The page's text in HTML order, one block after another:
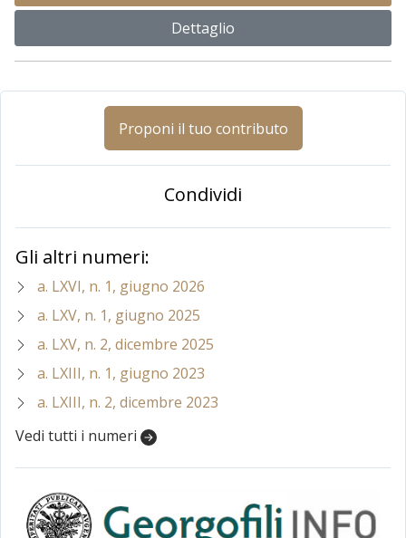
Dettaglio
Proponi il tuo contributo
Condividi
Gli altri numeri:
a. LXVI, n. 1, giugno 2026
a. LXV, n. 1, giugno 2025
a. LXV, n. 2, dicembre 2025
a. LXIII, n. 1, giugno 2023
a. LXIII, n. 2, dicembre 2023
Vedi tutti i numeri